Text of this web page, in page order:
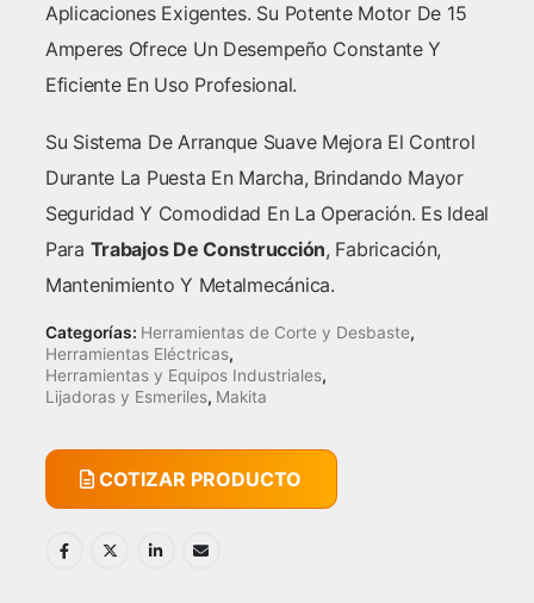
Aplicaciones Exigentes. Su Potente Motor De 15
Amperes Ofrece Un Desempeño Constante Y
Eficiente En Uso Profesional.
Su Sistema De Arranque Suave Mejora El Control
Durante La Puesta En Marcha, Brindando Mayor
Seguridad Y Comodidad En La Operación. Es Ideal
Para Trabajos De Construcción, Fabricación,
Mantenimiento Y Metalmecánica.
Categorías: Herramientas de Corte y Desbaste,
Herramientas Eléctricas,
Herramientas y Equipos Industriales,
Lijadoras y Esmeriles, Makita
COTIZAR PRODUCTO